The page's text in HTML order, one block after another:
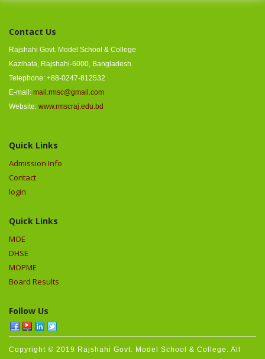
Contact Us
Rajshahi Govt. Model School & College
Kazihata, Rajshahi-6000, Bangladesh.
Telephone: +88-0247-812532
E-mail: mail.rmsc@gmail.com
Website: www.rmscraj.edu.bd
Quick Links
Admission Info
Contact
login
Quick Links
MOE
DHSE
MOPME
Board Results
Follow Us
Copyright © 2019 Rajshahi Govt. Model School & College. All